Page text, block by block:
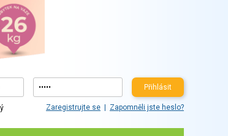
Přihlásit
Zaregistrujte se Zapomněli jste heslo?